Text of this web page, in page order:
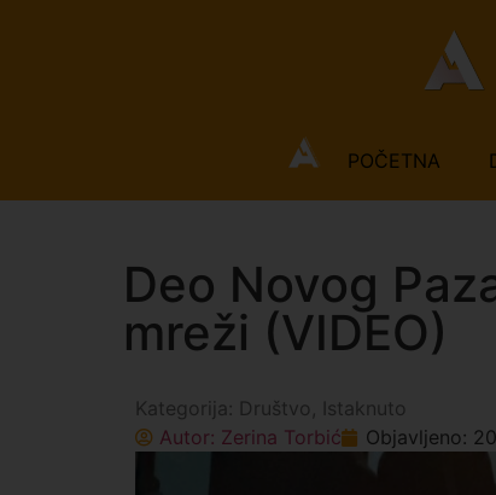
POČETNA
Deo Novog
mreži (VIDEO)
Kategorija: Društvo , Istaknuto
Autor: Zerina Torbić Objavljeno: